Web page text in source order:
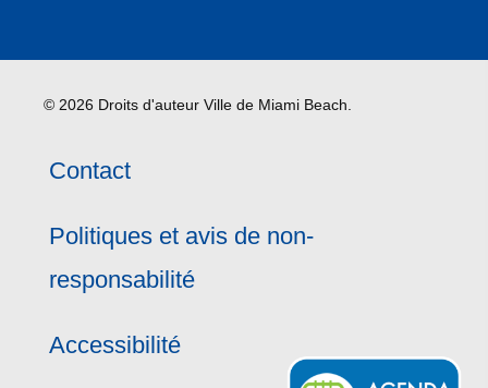
© 2026 Droits d'auteur Ville de Miami Beach.
Contact
Politiques et avis de non-
responsabilité
Accessibilité